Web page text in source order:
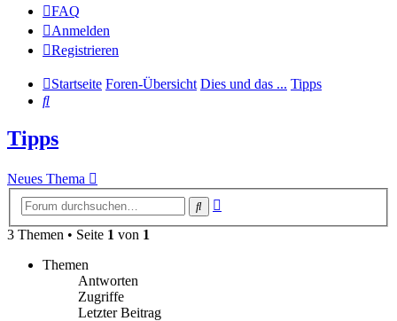
FAQ
Anmelden
Registrieren
Startseite Foren-Übersicht Dies und das ... Tipps
Suche
Tipps
Neues Thema
Suche
3 Themen • Seite 1 von 1
Themen
Antworten
Zugriffe
Letzter Beitrag